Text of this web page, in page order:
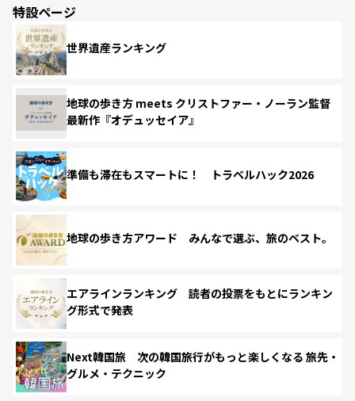
特設ページ
世界遺産ランキング
地球の歩き方 meets クリストファー・ノーラン監督
最新作『オデュッセイア』
準備も滞在もスマートに！ トラベルハック2026
地球の歩き方アワード みんなで選ぶ、旅のベスト。
エアラインランキング 読者の投票をもとにランキン
グ形式で発表
Next韓国旅 次の韓国旅行がもっと楽しくなる 旅先・
グルメ・テクニック